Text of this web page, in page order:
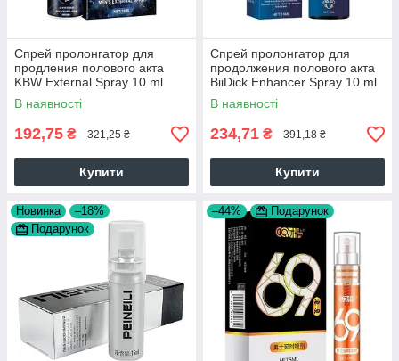
Спрей пролонгатор для
продления полового акта
KBW External Spray 10 ml
В наявності
192,75 ₴ 321,25 ₴
Купити
Спрей пролонгатор для
продолжения полового акта
BiiDick Enhancer Spray 10 ml
В наявності
234,71 ₴ 391,18 ₴
Купити
Новинка
–18%
Подарунок
–44% Подарунок